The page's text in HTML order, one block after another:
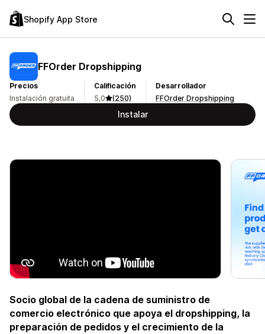
Shopify App Store
FFOrder Dropshipping
Precios
Instalación gratuita
Calificación
5,0
(250)
Desarrollador
FFOrder Dropshipping
Instalar
Socio global de la cadena de suministro de
comercio electrónico que apoya el dropshipping, la
preparación de pedidos y el crecimiento de la